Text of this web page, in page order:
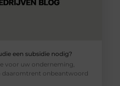
een subsidie nodig?
voor uw onderneming,
daaromtrent onbeantwoord